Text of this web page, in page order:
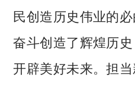
民创造历史伟业的
奋斗创造了辉煌历
开辟美好未来。担